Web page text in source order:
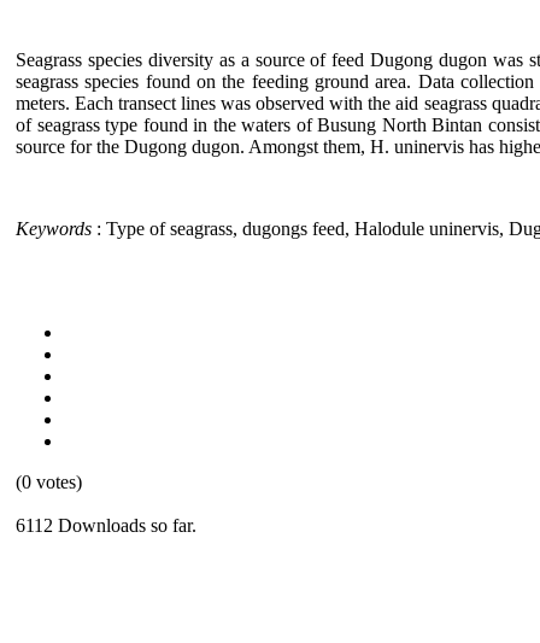
Seagrass species diversity as a source of feed Dugong dugon
seagrass species found on the feeding ground area. Data
meters. Each transect lines was observed with the aid seagrass
of seagrass type found in the waters of Busung North Bintan
source for the Dugong dugon. Amongst them, H. uninervis has
Keywords : Type of seagrass, dugongs feed, Halodule uninervis,
(0 votes)
6112 Downloads so far.